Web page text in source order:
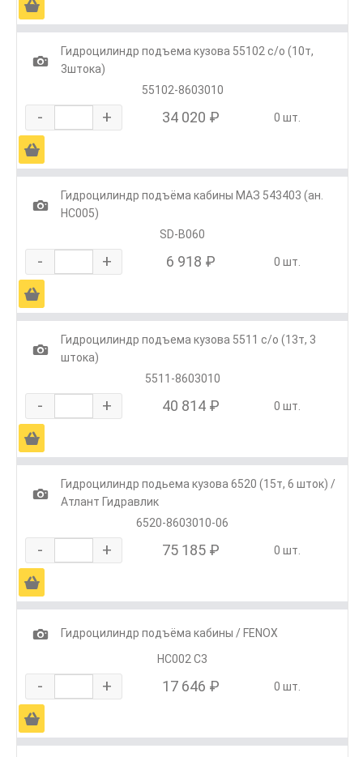
Ä
1
Гидроцилиндр подъема кузова 55102 с/о (10т,
3штока)
55102-8603010
- + 34 020 ₽ 0 шт.
Ä
1
Гидроцилиндр подъёма кабины МАЗ 543403 (ан.
HC005)
SD-B060
- + 6 918 ₽ 0 шт.
Ä
1
Гидроцилиндр подъема кузова 5511 с/о (13т, 3
штока)
5511-8603010
- + 40 814 ₽ 0 шт.
Ä
1
Гидроцилиндр подьема кузова 6520 (15т, 6 шток) /
Атлант Гидравлик
6520-8603010-06
- + 75 185 ₽ 0 шт.
Ä
1
Гидроцилиндр подъёма кабины / FENOX
HC002 C3
- + 17 646 ₽ 0 шт.
Ä